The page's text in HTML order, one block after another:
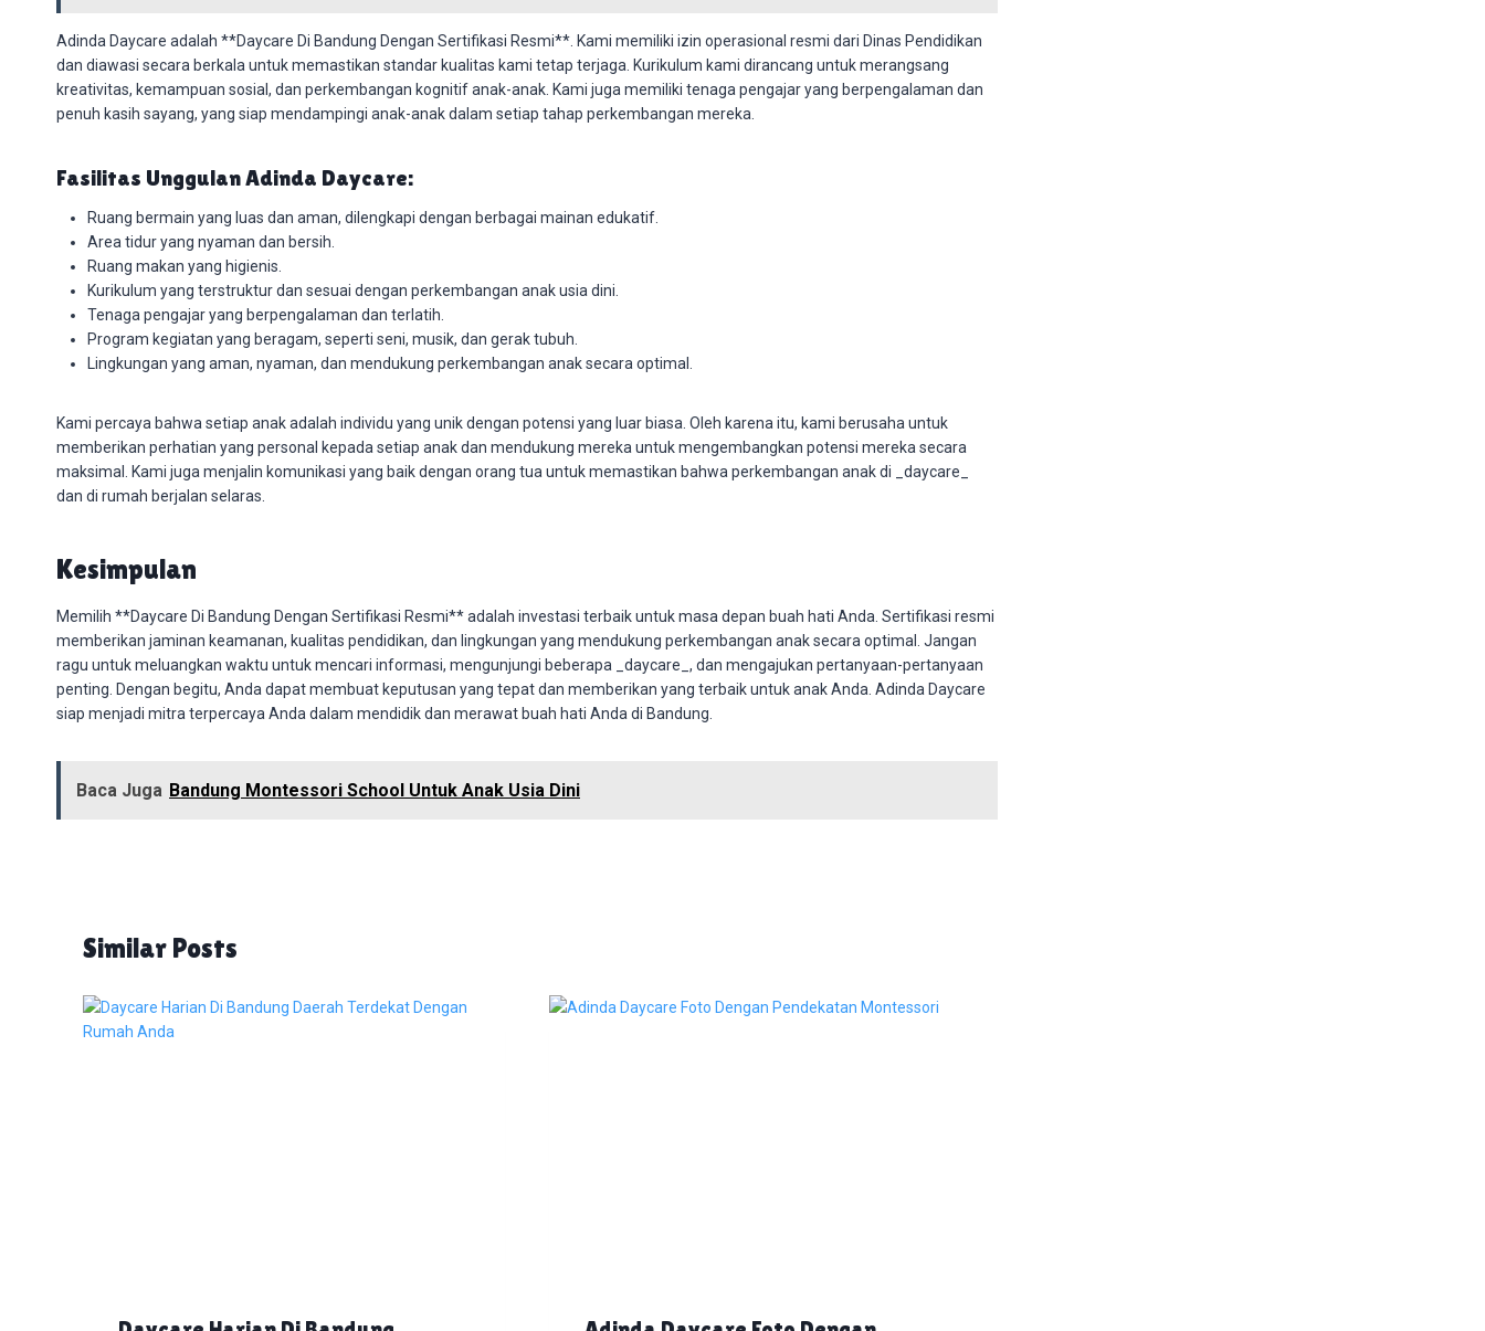
Adinda Daycare adalah **Daycare Di Bandung Dengan Sertifikasi Resmi**. Kami memiliki izin operasional resmi dari Dinas Pendidikan
dan diawasi secara berkala untuk memastikan standar kualitas kami tetap terjaga. Kurikulum kami dirancang untuk merangsang
kreativitas, kemampuan sosial, dan perkembangan kognitif anak-anak. Kami juga memiliki tenaga pengajar yang berpengalaman dan
penuh kasih sayang, yang siap mendampingi anak-anak dalam setiap tahap perkembangan mereka.
Fasilitas Unggulan Adinda Daycare:
Ruang bermain yang luas dan aman, dilengkapi dengan berbagai mainan edukatif.
Area tidur yang nyaman dan bersih.
Ruang makan yang higienis.
Kurikulum yang terstruktur dan sesuai dengan perkembangan anak usia dini.
Tenaga pengajar yang berpengalaman dan terlatih.
Program kegiatan yang beragam, seperti seni, musik, dan gerak tubuh.
Lingkungan yang aman, nyaman, dan mendukung perkembangan anak secara optimal.
Kami percaya bahwa setiap anak adalah individu yang unik dengan potensi yang luar biasa. Oleh karena itu, kami berusaha untuk
memberikan perhatian yang personal kepada setiap anak dan mendukung mereka untuk mengembangkan potensi mereka secara
maksimal. Kami juga menjalin komunikasi yang baik dengan orang tua untuk memastikan bahwa perkembangan anak di _daycare_
dan di rumah berjalan selaras.
Kesimpulan
Memilih **Daycare Di Bandung Dengan Sertifikasi Resmi** adalah investasi terbaik untuk masa depan buah hati Anda. Sertifikasi resmi
memberikan jaminan keamanan, kualitas pendidikan, dan lingkungan yang mendukung perkembangan anak secara optimal. Jangan
ragu untuk meluangkan waktu untuk mencari informasi, mengunjungi beberapa _daycare_, dan mengajukan pertanyaan-pertanyaan
penting. Dengan begitu, Anda dapat membuat keputusan yang tepat dan memberikan yang terbaik untuk anak Anda. Adinda Daycare
siap menjadi mitra terpercaya Anda dalam mendidik dan merawat buah hati Anda di Bandung.
Baca Juga Bandung Montessori School Untuk Anak Usia Dini
Similar Posts